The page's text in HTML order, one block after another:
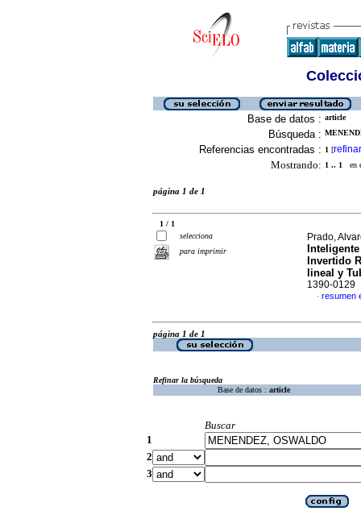
Base de datos : article
Búsqueda :
Referencias encontradas : 1 [refinar
Mostrando: 1 .. 1 en
página 1 de 1
1 / 1
selecciona
para imprimir
Prado,
Invertido
lineal y
1390-0129
· resumen
página 1 de 1
Refinar la búsqueda
Base de datos : article
Buscar
1
2
3